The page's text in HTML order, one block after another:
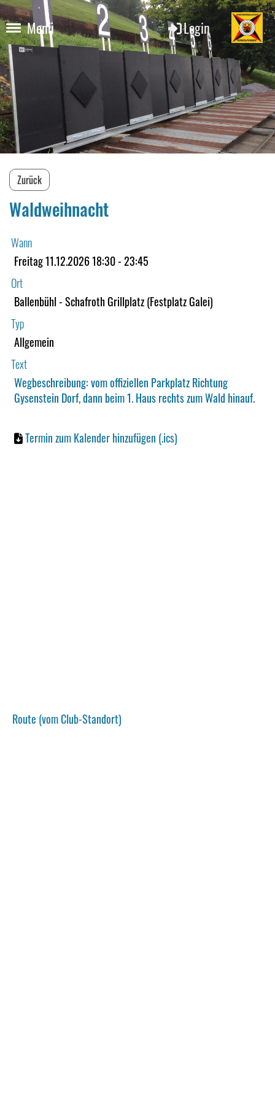
Menü Login
Zurück
Waldweihnacht
Wann
Freitag 11.12.2026 18:30 - 23:45
Ort
Ballenbühl - Schafroth Grillplatz (Festplatz Galei)
Typ
Allgemein
Text
Wegbeschreibung: vom offiziellen Parkplatz Richtung
Gysenstein Dorf, dann beim 1. Haus rechts zum Wald hinauf.
Termin zum Kalender hinzufügen (.ics)
Route (vom Club-Standort)